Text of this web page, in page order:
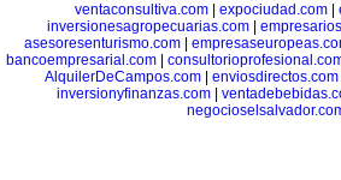
ventaconsultiva.com
expociudad.com
inversionesagropecuarias.com
asesoresenturismo.com|
bancoempresarial.com
AlquilerDeCampos.com
enviosdirectos.com
inversionyfinanzas.com|